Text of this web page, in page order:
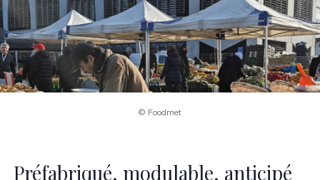
© Foodmet
Préfabriqué, modulable, anticipé